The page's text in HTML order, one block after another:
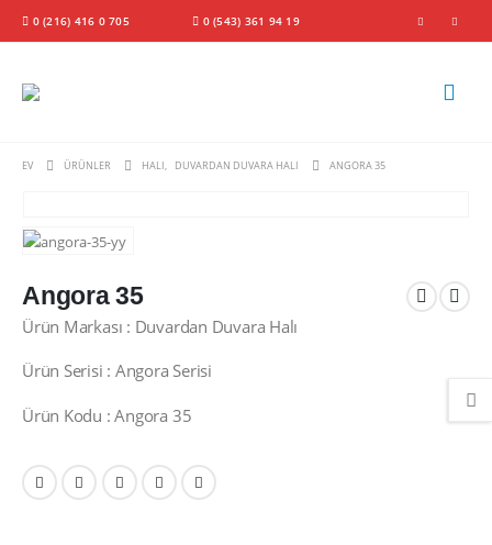
0 (216) 416 0 705 0 (543) 361 94 19
EV ÜRÜNLER HALI, DUVARDAN DUVARA HALI ANGORA 35
Angora 35
Ürün Markası : Duvardan Duvara Halı
Ürün Serisi : Angora Serisi
Ürün Kodu : Angora 35